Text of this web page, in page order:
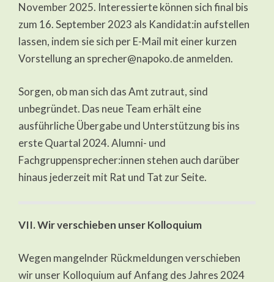
November 2025. Interessierte können sich final bis
zum 16. September 2023 als Kandidat:in aufstellen
lassen, indem sie sich per E-Mail mit einer kurzen
Vorstellung an sprecher@napoko.de anmelden.
Sorgen, ob man sich das Amt zutraut, sind
unbegründet. Das neue Team erhält eine
ausführliche Übergabe und Unterstützung bis ins
erste Quartal 2024. Alumni- und
Fachgruppensprecher:innen stehen auch darüber
hinaus jederzeit mit Rat und Tat zur Seite.
VII. Wir verschieben unser Kolloquium
Wegen mangelnder Rückmeldungen verschieben
wir unser Kolloquium auf Anfang des Jahres 2024